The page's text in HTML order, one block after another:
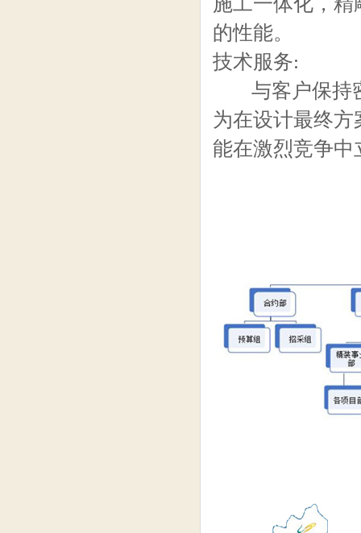
的性能。
技术服务:
与客户保持密
为在设计最终
能在激烈竞争中